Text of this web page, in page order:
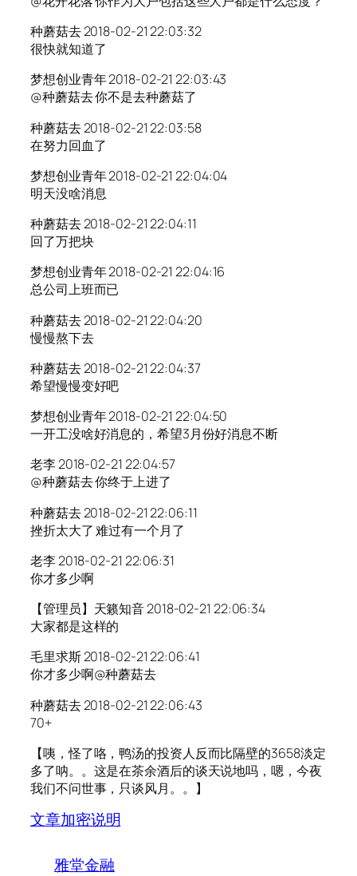
种蘑菇去 2018-02-21 22:03:32
很快就知道了
梦想创业青年 2018-02-21 22:03:43
@种蘑菇去 你不是去种蘑菇了
种蘑菇去 2018-02-21 22:03:58
在努力回血了
梦想创业青年 2018-02-21 22:04:04
明天没啥消息
种蘑菇去 2018-02-21 22:04:11
回了万把块
梦想创业青年 2018-02-21 22:04:16
总公司上班而已
种蘑菇去 2018-02-21 22:04:20
慢慢熬下去
种蘑菇去 2018-02-21 22:04:37
希望慢慢变好吧
梦想创业青年 2018-02-21 22:04:50
一开工没啥好消息的，希望3月份好消息不断
老李 2018-02-21 22:04:57
@种蘑菇去 你终于上进了
种蘑菇去 2018-02-21 22:06:11
挫折太大了 难过有一个月了
老李 2018-02-21 22:06:31
你才多少啊
【管理员】天籁知音 2018-02-21 22:06:34
大家都是这样的
毛里求斯 2018-02-21 22:06:41
你才多少啊@种蘑菇去
种蘑菇去 2018-02-21 22:06:43
70+
【咦，怪了咯，鸭汤的投资人反而比隔壁的3658淡定
多了呐。。这是在茶余酒后的谈天说地吗，嗯，今夜
我们不问世事，只谈风月。。】
文章加密说明
雅堂金融